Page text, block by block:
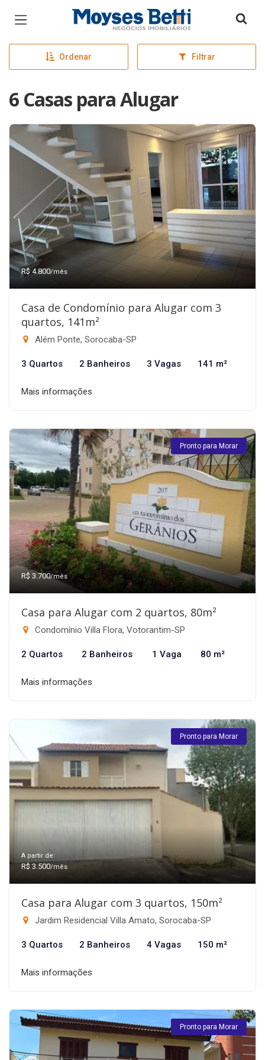
Página inicial
Ordenar Filtrar
6 Casas para Alugar
R$ 4.800/mês
Casa de Condomínio para Alugar com 3
quartos, 141m²
Além Ponte, Sorocaba-SP
3 Quartos 2 Banheiros 3 Vagas 141 m²
Mais informações
Pronto para Morar
R$ 3.700/mês
Casa para Alugar com 2 quartos, 80m²
Condomínio Villa Flora, Votorantim-SP
2 Quartos 2 Banheiros 1 Vaga 80 m²
Mais informações
Pronto para Morar
A partir de:
R$ 3.500/mês
Casa para Alugar com 3 quartos, 150m²
Jardim Residencial Villa Amato, Sorocaba-SP
3 Quartos 2 Banheiros 4 Vagas 150 m²
Mais informações
Pronto para Morar